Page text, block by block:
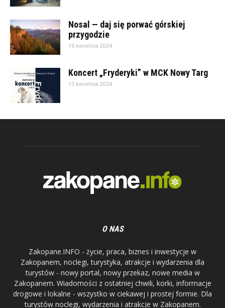
Nosal — daj się porwać górskiej
przygodzie
16 kwietnia 2024
Koncert „Fryderyki” w MCK Nowy Targ
15 kwietnia 2024
O NAS
Zakopane.INFO - życie, praca, biznes i inwestycje w
Zakopanem, noclegi, turystyka, atrakcje i wydarzenia dla
turystów - nowy portal, nowy przekaz, nowe media w
Zakopanem. Wiadomości z ostatniej chwili, korki, informacje
drogowe i lokalne - wszystko w ciekawej i prostej formie. Dla
turystów noclegi, wydarzenia i atrakcje w Zakopanem.